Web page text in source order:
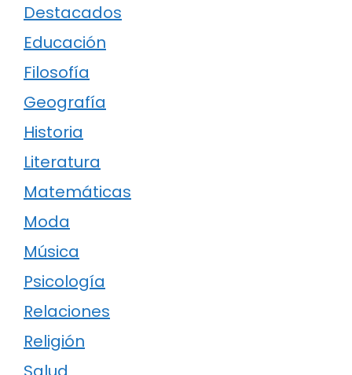
Destacados
Educación
Filosofía
Geografía
Historia
Literatura
Matemáticas
Moda
Música
Psicología
Relaciones
Religión